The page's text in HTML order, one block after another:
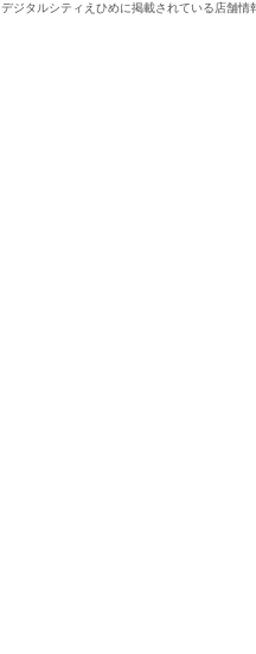
デジタルシティえひめに掲載されている店舗